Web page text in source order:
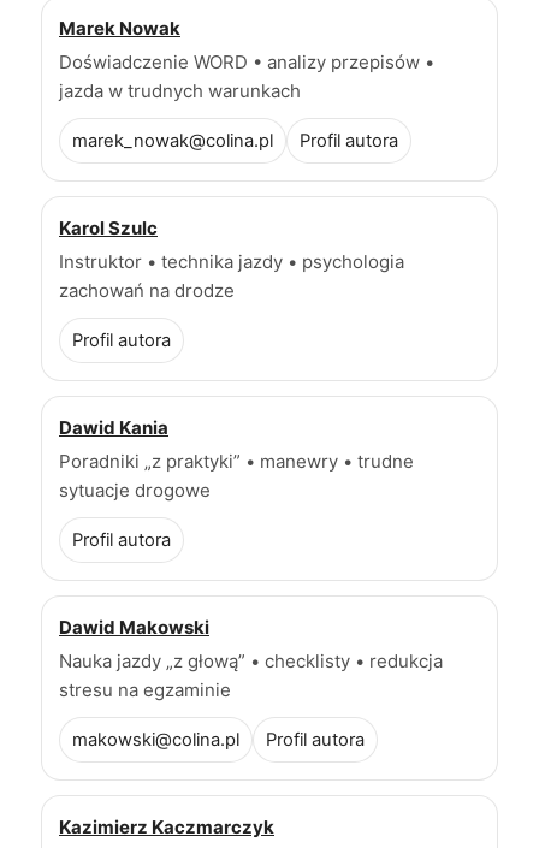
Marek Nowak
Doświadczenie WORD • analizy przepisów •
jazda w trudnych warunkach
marek_nowak@colina.pl Profil autora
Karol Szulc
Instruktor • technika jazdy • psychologia
zachowań na drodze
Profil autora
Dawid Kania
Poradniki „z praktyki” • manewry • trudne
sytuacje drogowe
Profil autora
Dawid Makowski
Nauka jazdy „z głową” • checklisty • redukcja
stresu na egzaminie
makowski@colina.pl Profil autora
Kazimierz Kaczmarczyk